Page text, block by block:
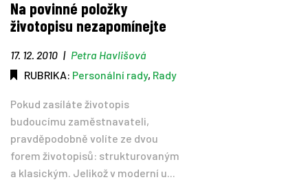
Tipy
Časopis
Soutěže
Na povinné položky
životopisu nezapomínejte
17. 12. 2010 | Petra Havlišová
RUBRIKA: Personální rady, Rady
Pokud zasíláte životopis
budoucímu zaměstnavateli,
pravděpodobně volíte ze dvou
forem životopisů: strukturovaným
a klasickým. Jelikož v moderní u...